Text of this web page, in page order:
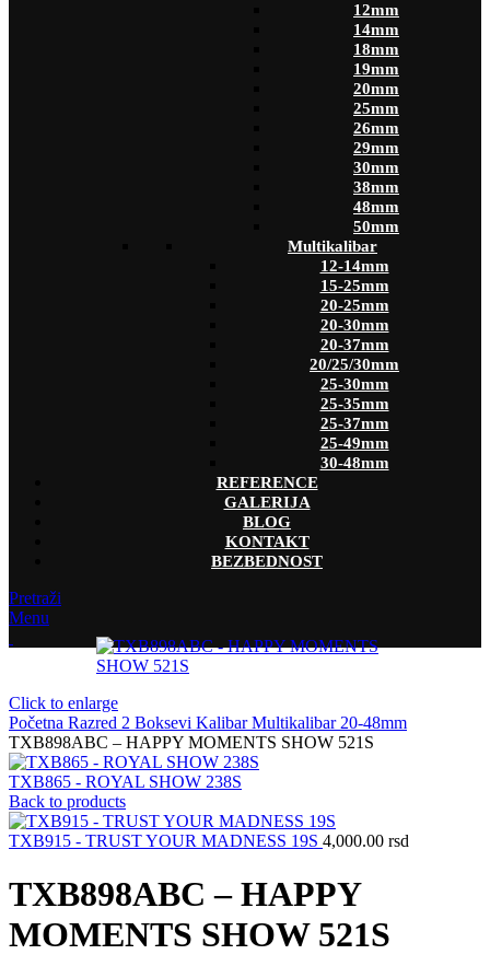
12mm
14mm
18mm
19mm
20mm
25mm
26mm
29mm
30mm
38mm
48mm
50mm
Multikalibar
12-14mm
15-25mm
20-25mm
20-30mm
20-37mm
20/25/30mm
25-30mm
25-35mm
25-37mm
25-49mm
30-48mm
REFERENCE
GALERIJA
BLOG
KONTAKT
BEZBEDNOST
Pretraži
Menu
Click to enlarge
Početna Razred 2 Boksevi KalibarMultikalibar 20-48mm
TXB898ABC – HAPPY MOMENTS SHOW 521S
TXB865 - ROYAL SHOW 238S
Back to products
TXB915 - TRUST YOUR MADNESS 19S 4,000.00 rsd
TXB898ABC – HAPPY
MOMENTS SHOW 521S